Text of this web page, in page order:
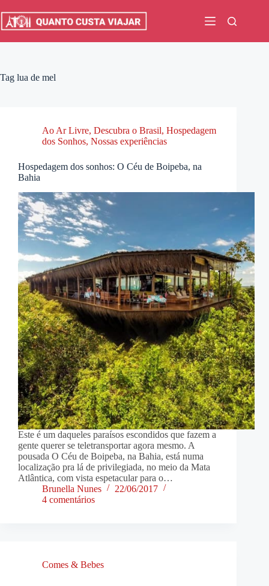
para
Tag lua de mel
Ao Ar Livre, Descubra o Brasil, Hospedagem
dos Sonhos, Nossas experiências
Hospedagem dos sonhos: O Céu de Boipeba, na
Bahia
Este é um daqueles paraísos escondidos que fazem a
gente querer se teletransportar agora mesmo. A
pousada O Céu de Boipeba, na Bahia, está numa
localização pra lá de privilegiada, no meio da Mata
Atlântica, com vista espetacular para o…
Brunella Nunes
22/06/2017
4 comentários
Comes & Bebes